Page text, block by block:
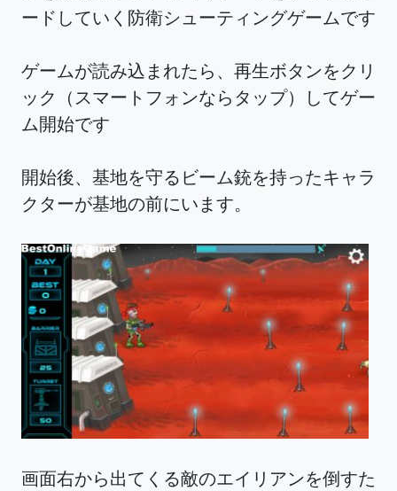
ードしていく防衛シューティングゲームです
ゲームが読み込まれたら、再生ボタンをクリ
ック（スマートフォンならタップ）してゲー
ム開始です
開始後、基地を守るビーム銃を持ったキャラ
クターが基地の前にいます。
画面右から出てくる敵のエイリアンを倒すた